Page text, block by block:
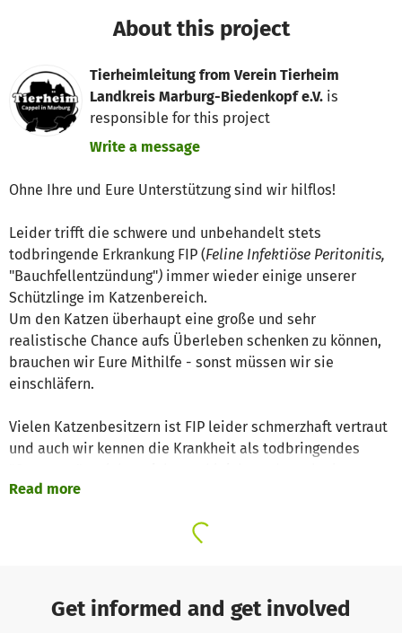
About this project
Tierheimleitung from Verein Tierheim
Landkreis Marburg-Biedenkopf e.V. is
responsible for this project
Write a message
Ohne Ihre und Eure Unterstützung sind wir hilflos!
Leider trifft die schwere und unbehandelt stets
todbringende Erkrankung FIP (Feline Infektiöse Peritonitis,
"Bauchfellentzündung") immer wieder einige unserer
Schützlinge im Katzenbereich.
Um den Katzen überhaupt eine große und sehr
realistische Chance aufs Überleben schenken zu können,
brauchen wir Eure Mithilfe - sonst müssen wir sie
einschläfern.
Vielen Katzenbesitzern ist FIP leider schmerzhaft vertraut
und auch wir kennen die Krankheit als todbringendes
zuschlägt. Bis vor wenigen Jahren galt FIP als unheilbares
hervorgebracht, die sehr gute Erfolge erreicht. Behandelte
Katzen können nach der Therapie eine beschwerdefreies
Read more
Get informed and get involved